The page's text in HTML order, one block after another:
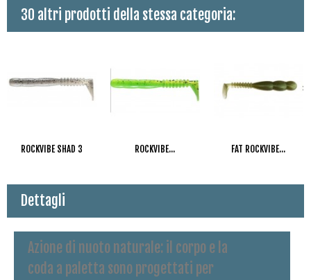
30 altri prodotti della stessa categoria:
ROCKVIBE SHAD 3 ROCKVIBE... FAT ROCKVIBE...
Dettagli
Azione di nuoto naturale: il corpo e la
coda a paletta sono progettati per